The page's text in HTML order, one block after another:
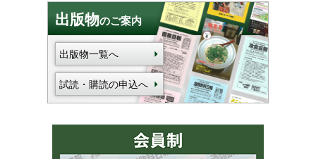
出版物のご案内
出版物一覧へ
試読・購読の申込へ